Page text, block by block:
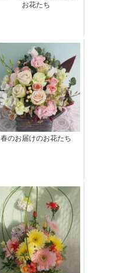
お花たち
春のお届けのお花たち